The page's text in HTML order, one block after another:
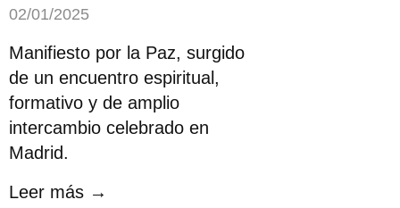
02/01/2025
Manifiesto por la Paz, surgido
de un encuentro espiritual,
formativo y de amplio
intercambio celebrado en
Madrid.
Leer más →